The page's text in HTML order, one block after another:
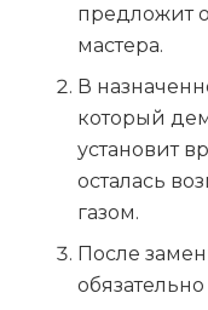
предложит
мастера.
В
который
установит
осталась
газом.
После